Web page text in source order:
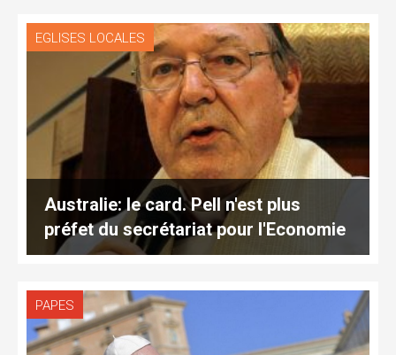
EGLISES LOCALES
Australie: le card. Pell n'est plus
préfet du secrétariat pour l'Economie
PAPES